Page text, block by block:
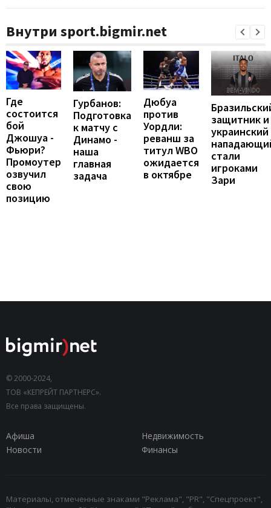
Внутри sport.bigmir.net
Где
состоится
бой
Джошуа -
Фьюри?
Промоутер
озвучил
свою
позицию
Гурбанов:
Подготовка
к матчу с
Динамо -
наша
главная
задача
Дюбуа
против
Уордли:
реванш за
титул WBO
ожидается
в октябре
защитник и
украинский
стали
игроками
Зари
© 2000-2024,
ТОВ «КЕПРЕЙТ ПАРТНЕРС».
Все права защищены.
Афиша
Недвижимость
Новости
Финансы
Материалы, отмеченные знаками "Реклама", "PR", "Спецпроект",